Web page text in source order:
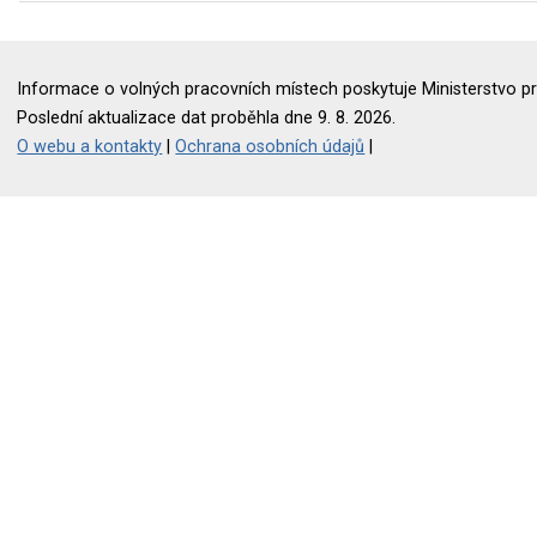
Informace o volných pracovních místech poskytuje Ministerstvo
Poslední aktualizace dat proběhla dne 9. 8. 2026.
O webu a kontakty |Ochrana osobních údajů